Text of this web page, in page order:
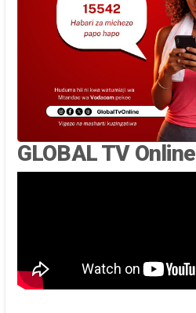
GLOBAL TV Online